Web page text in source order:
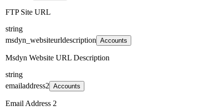
FTP Site URL
string
msdyn_websiteurldescription Accounts
Msdyn Website URL Description
string
emailaddress2 Accounts
Email Address 2